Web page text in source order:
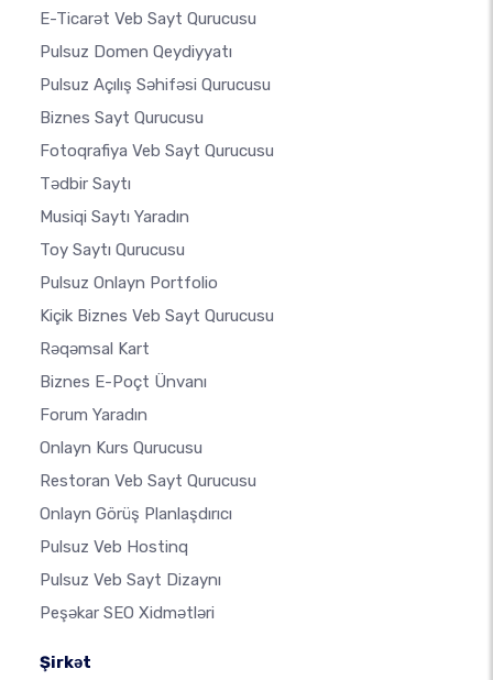
E-Ticarət Veb Sayt Qurucusu
Pulsuz Domen Qeydiyyatı
Pulsuz Açılış Səhifəsi Qurucusu
Biznes Sayt Qurucusu
Fotoqrafiya Veb Sayt Qurucusu
Tədbir Saytı
Musiqi Saytı Yaradın
Toy Saytı Qurucusu
Pulsuz Onlayn Portfolio
Kiçik Biznes Veb Sayt Qurucusu
Rəqəmsal Kart
Biznes E-Poçt Ünvanı
Forum Yaradın
Onlayn Kurs Qurucusu
Restoran Veb Sayt Qurucusu
Onlayn Görüş Planlaşdırıcı
Pulsuz Veb Hostinq
Pulsuz Veb Sayt Dizaynı
Peşəkar SEO Xidmətləri
Şirkət